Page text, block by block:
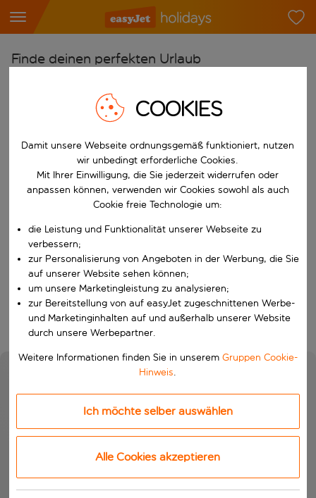
Finde deinen perfekten Urlaub
Flughafen wählen
Beginne mit der Eingabe für die automatische
Reiseziel wählen
Nach
Wähle ein Ab- und Rückflugdatum aus.
Reisezeitraum wählen
Wann
Wer
Suchen
COOKIES
Damit unsere Webseite ordnungsgemäß funktioniert, nutzen
wir unbedingt erforderliche Cookies.
Mit Ihrer Einwilligung, die Sie jederzeit widerrufen oder
anpassen können, verwenden wir Cookies sowohl als auch
Cookie freie Technologie um:
die Leistung und Funktionalität unserer Webseite zu
verbessern;
zur Personalisierung von Angeboten in der Werbung, die Sie
auf unserer Website sehen können;
um unsere Marketingleistung zu analysieren;
zur Bereitstellung von auf easyJet zugeschnittenen Werbe-
und Marketinginhalten auf und außerhalb unserer Website
durch unsere Werbepartner.
Weitere Informationen finden Sie in unserem Gruppen Cookie-
Hinweis.
Ich möchte selber auswählen
Alle Cookies akzeptieren